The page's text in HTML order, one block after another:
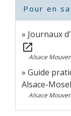
Pour en
Journaux
open_in_new
Alsace
Guide
Alsace-
Alsace